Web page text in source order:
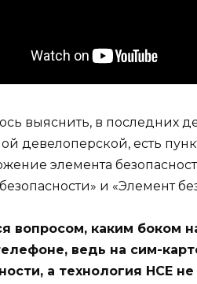
выяснить, в последних
девелоперской, есть
элемента
и «Элемент
вопросом, каким боком
ведь на сим-
а технология HCE